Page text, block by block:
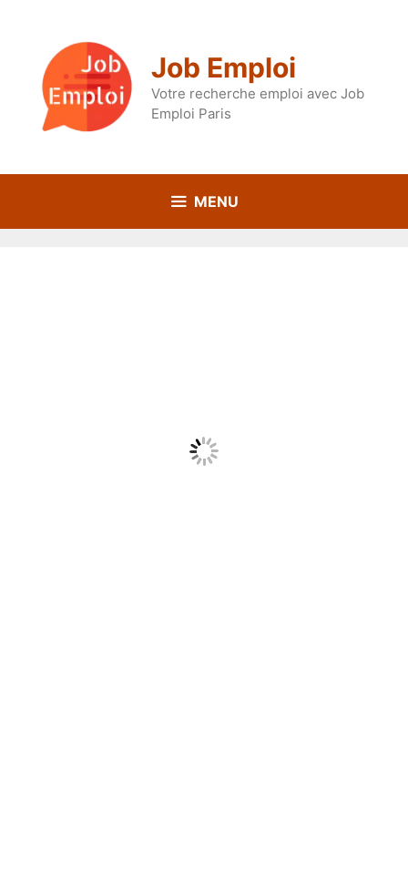
Job Emploi
Votre recherche emploi avec Job
Emploi Paris
MENU